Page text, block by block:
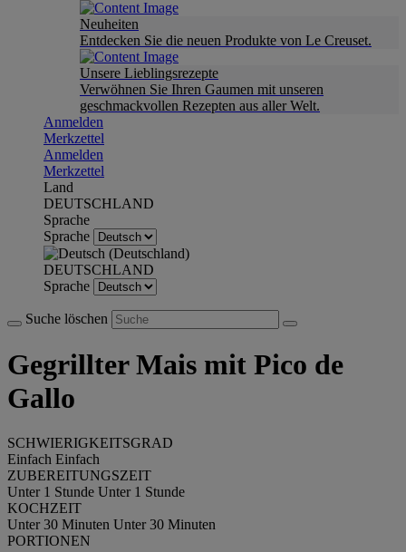
Neuheiten
Entdecken Sie die neuen Produkte von Le Creuset.
Unsere Lieblingsrezepte
Verwöhnen Sie Ihren Gaumen mit unseren
geschmackvollen Rezepten aus aller Welt.
Anmelden
Merkzettel
Anmelden
Merkzettel
Land
DEUTSCHLAND
Sprache
Sprache
DEUTSCHLAND
Sprache
Suche löschen
Gegrillter Mais mit Pico de
Gallo
SCHWIERIGKEITSGRAD
Einfach Einfach
ZUBEREITUNGSZEIT
Unter 1 Stunde Unter 1 Stunde
KOCHZEIT
Unter 30 Minuten Unter 30 Minuten
PORTIONEN